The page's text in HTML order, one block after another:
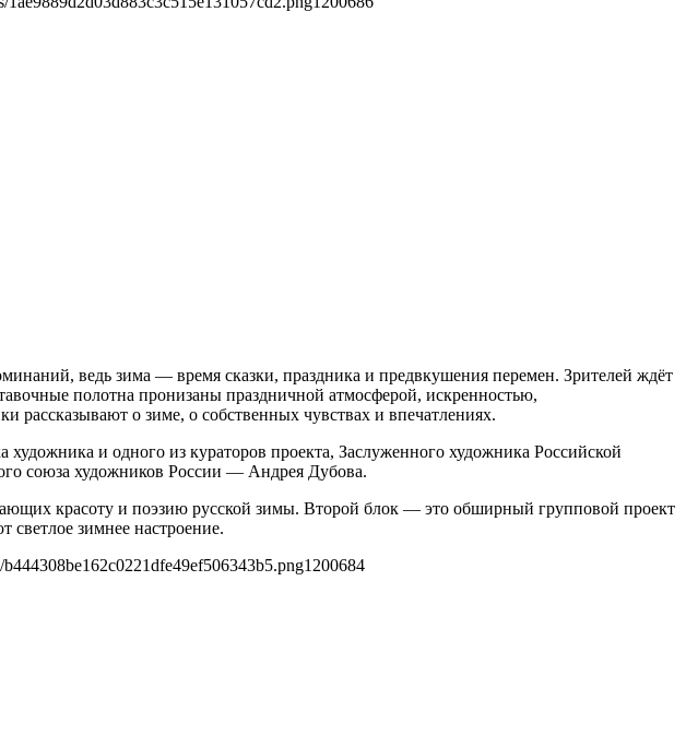
ведь зима — время сказки, праздника и предвкушения перемен. Зрителей ждёт
полотна пронизаны праздничной атмосферой, искренностью,
о зиме, о собственных чувствах и впечатлениях.
и одного из кураторов проекта, Заслуженного художника Российской
союза художников России — Андрея Дубова.
красоту и поэзию русской зимы. Второй блок — это обширный групповой проект
зимнее настроение.
1200684